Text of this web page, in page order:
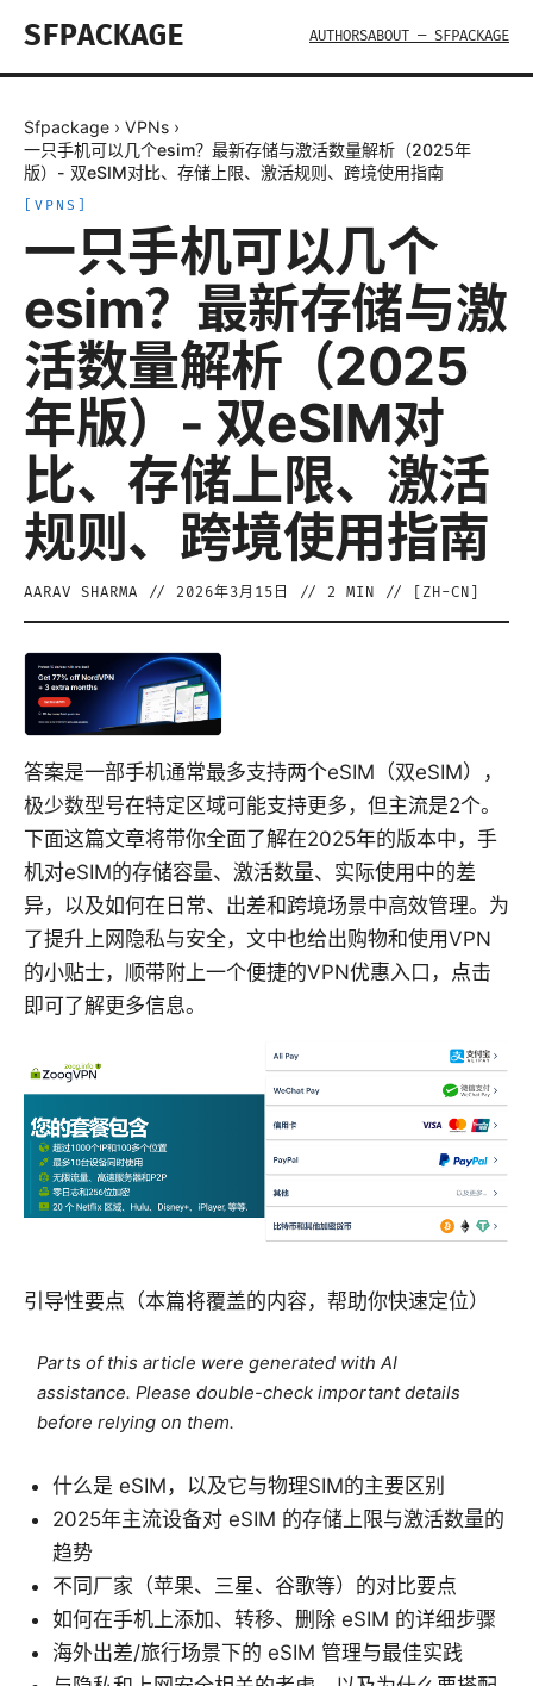
SFPACKAGE AUTHORSABOUT — SFPACKAGE
Sfpackage › VPNs ›
一只手机可以几个esim？最新存储与激活数量解析（2025年
版）- 双eSIM对比、存储上限、激活规则、跨境使用指南
VPNS
一只手机可以几个
esim？最新存储与激
活数量解析（2025
年版）- 双eSIM对
比、存储上限、激活
规则、跨境使用指南
AARAV SHARMA // 2026年3月15日 // 2 MIN // [ ZH-CN
答案是一部手机通常最多支持两个eSIM（双eSIM），
极少数型号在特定区域可能支持更多，但主流是2个。
下面这篇文章将带你全面了解在2025年的版本中，手
机对eSIM的存储容量、激活数量、实际使用中的差
异，以及如何在日常、出差和跨境场景中高效管理。为
了提升上网隐私与安全，文中也给出购物和使用VPN
的小贴士，顺带附上一个便捷的VPN优惠入口，点击
即可了解更多信息。
引导性要点（本篇将覆盖的内容，帮助你快速定位）
Parts of this article were generated with AI
assistance. Please double-check important details
before relying on them.
什么是 eSIM，以及它与物理SIM的主要区别
2025年主流设备对 eSIM 的存储上限与激活数量的
趋势
不同厂家（苹果、三星、谷歌等）的对比要点
如何在手机上添加、转移、删除 eSIM 的详细步骤
海外出差/旅行场景下的 eSIM 管理与最佳实践